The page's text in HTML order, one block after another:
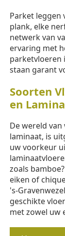
Parket leggen
plank, elke
netwerk van
ervaring met
parketvloeren
staan garant
Soorten
en
De wereld
laminaat, is
uw voorkeur
zoals
eiken of
's-
geschikte
met zowel uw